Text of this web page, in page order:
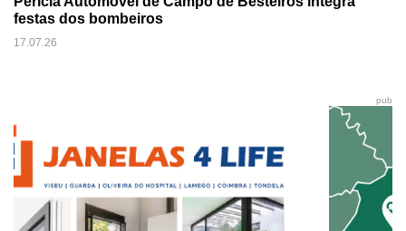
festas dos bombeiros
17.07.26
pub